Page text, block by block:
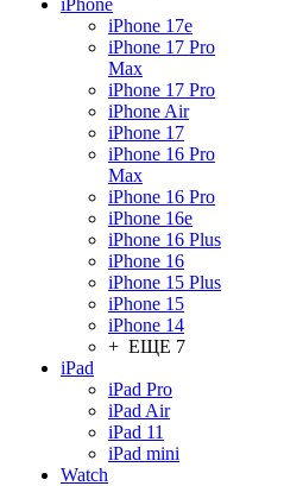
iPhone
iPhone 17e
iPhone 17 Pro
Max
iPhone 17 Pro
iPhone Air
iPhone 17
iPhone 16 Pro
Max
iPhone 16 Pro
iPhone 16e
iPhone 16 Plus
iPhone 16
iPhone 15 Plus
iPhone 15
iPhone 14
+ ЕЩЕ 7
iPad
iPad Pro
iPad Air
iPad 11
iPad mini
Watch